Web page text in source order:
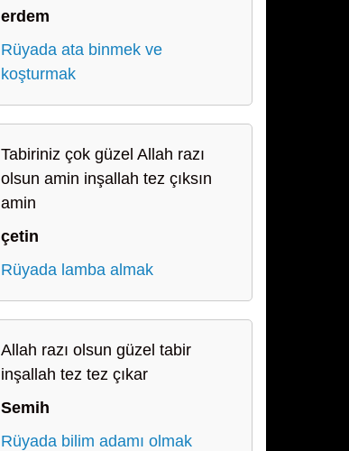
erdem
Rüyada ata binmek ve
koşturmak
Tabiriniz çok güzel Allah razı
olsun amin inşallah tez çıksın
amin
çetin
Rüyada lamba almak
Allah razı olsun güzel tabir
inşallah tez tez çıkar
Semih
Rüyada bilim adamı olmak